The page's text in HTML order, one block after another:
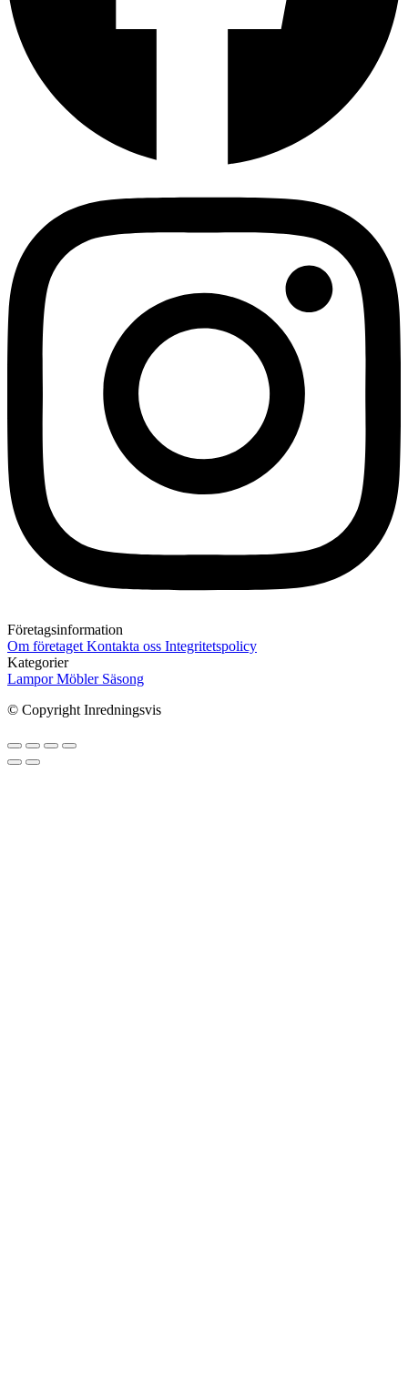
Företagsinformation
Om företaget Kontakta oss Integritetspolicy
Kategorier
LamporMöbler Säsong
© Copyright Inredningsvis